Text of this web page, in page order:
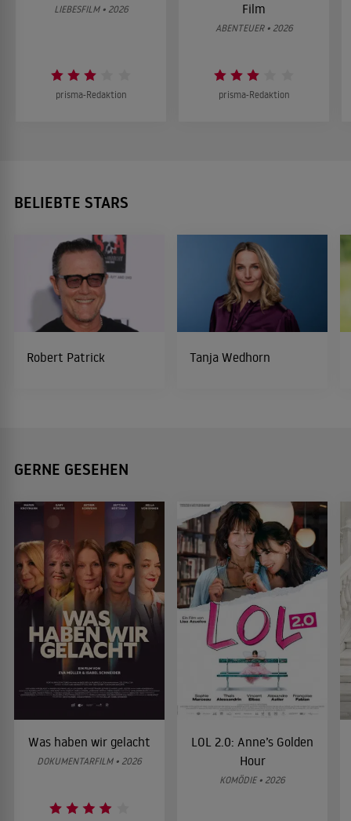
LIEBESFILM • 2026
prisma-Redaktion
Film
ABENTEUER • 2026
prisma-Redaktion
BELIEBTE STARS
Robert Patrick Tanja Wedhorn
GERNE GESEHEN
Was haben wir gelacht
DOKUMENTARFILM • 2026
LOL 2.0: Anne’s Golden
Hour
KOMÖDIE • 2026